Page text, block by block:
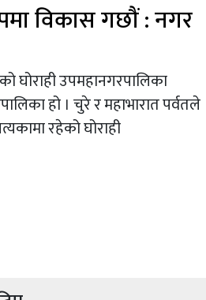
विकास गछौं : नगर
घोराही उपमहानगरपालिका
हो । चुरे र महाभारात पर्वतले
रहेको घोराही